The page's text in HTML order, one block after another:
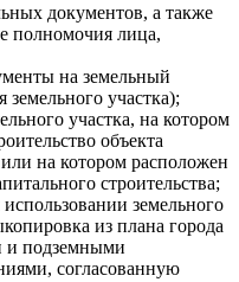
документов, а также
полномочия лица,
на земельный
земельного участка);
участка, на котором
объекта
на котором расположен
строительства;
земельного
из плана города
и подземными
согласованную